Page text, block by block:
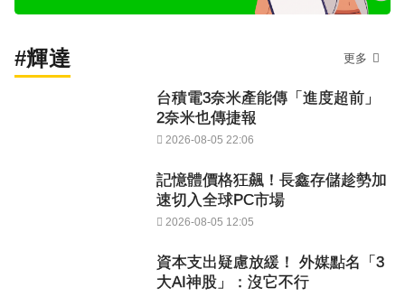
#輝達 更多
台積電3奈米產能傳「進度超前」
2奈米也傳捷報
2026-08-05 22:06
記憶體價格狂飆！長鑫存儲趁勢加
速切入全球PC市場
2026-08-05 12:05
資本支出疑慮放緩！ 外媒點名「3
大AI神股」：沒它不行